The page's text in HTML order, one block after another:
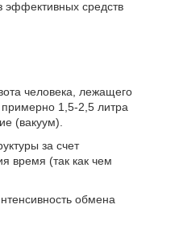
эффективных средств
человека, лежащего
1,5-2,5 литра
(вакуум).
за счет
время (так как чем
обмена